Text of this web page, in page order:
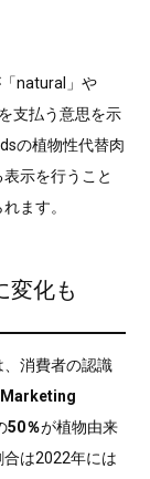
natural」や
支払う意思を示
の植物性代替肉
示を行うこと
ます。
変化も
、消費者の認識
50％が植物由来
は2022年には